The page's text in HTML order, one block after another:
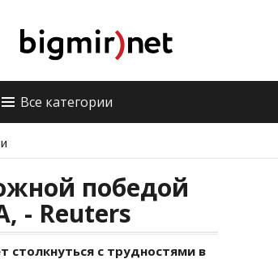
Все категории
победой
- Reuters
с трудностями в